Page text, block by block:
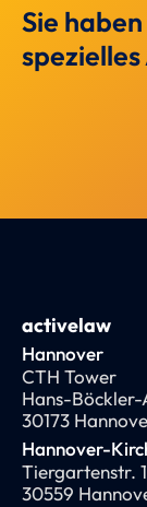
Sie
activelaw
Hannover
CTH Tower
Hans-Böckler-
30173
Hannover-
Tiergartenstr.
30559